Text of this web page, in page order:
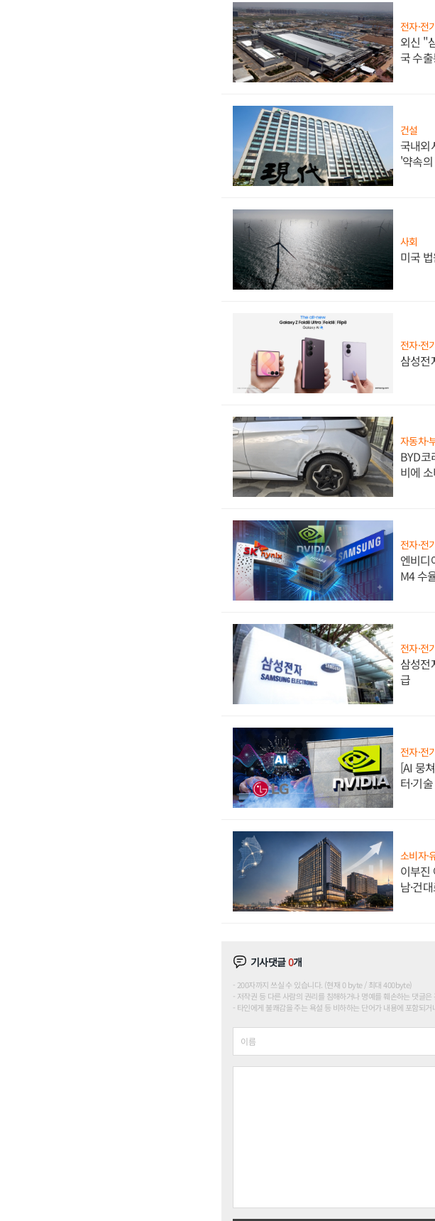
전자·전
외신 "
국 수
건설
국내외
'약속
사회
미국
전자·전
삼성전
자동차·
BYD코
비에
전자·전
엔비디
M4 수
전자·전
삼성전
급
전자·전
[AI 뭉
터·기
소비자·
이부진
남·건
기사댓글0개
200자까지 쓰실 수 있습니다. (현재 0 byte / 최대 400byte)
저작권 등 다른 사람의 권리를 침해하거나 명예를 훼손하는 댓글
타인에게 불쾌감을 주는 욕설 등 비하하는 단어가 내용에 포함되